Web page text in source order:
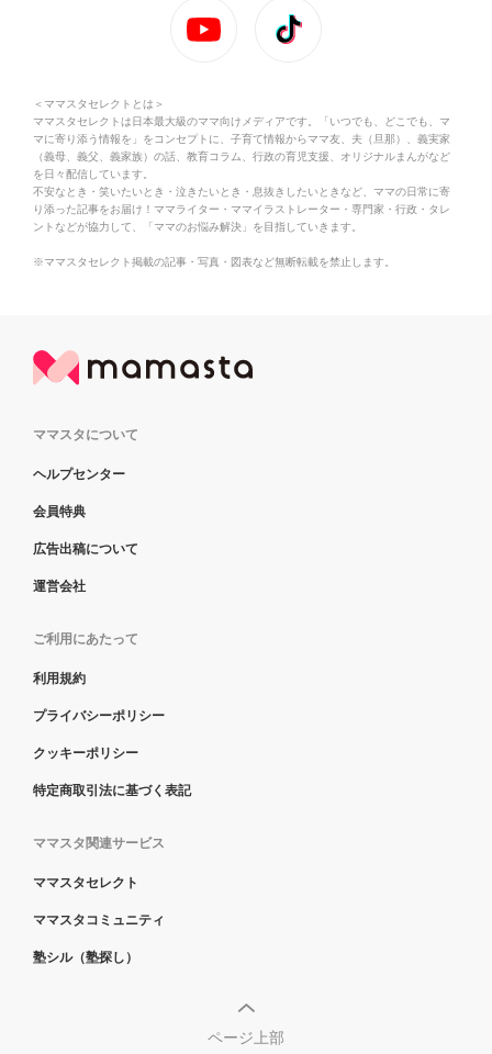
＜ママスタセレクトとは＞
ママスタセレクトは日本最大級のママ向けメディアです。「いつでも、どこでも、マ
マに寄り添う情報を」をコンセプトに、子育て情報からママ友、夫（旦那）、義実家
（義母、義父、義家族）の話、教育コラム、行政の育児支援、オリジナルまんがなど
を日々配信しています。
不安なとき・笑いたいとき・泣きたいとき・息抜きしたいときなど、ママの日常に寄
り添った記事をお届け！ママライター・ママイラストレーター・専門家・行政・タレ
ントなどが協力して、「ママのお悩み解決」を目指していきます。
※ママスタセレクト掲載の記事・写真・図表など無断転載を禁止します。
ママスタについて
ヘルプセンター
会員特典
広告出稿について
運営会社
ご利用にあたって
利用規約
プライバシーポリシー
クッキーポリシー
特定商取引法に基づく表記
ママスタ関連サービス
ママスタセレクト
ママスタコミュニティ
塾シル（塾探し）
ページ上部